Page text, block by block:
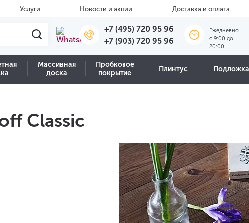
Услуги Новости и акции Доставка и оплата
+7 (495) 720 95 96
+7 (903) 720 95 96
Ежедневно
c 9:00 до
20:00
Массивная
доска
Пробковое
покрытие
Плинтус Подложка
Classic